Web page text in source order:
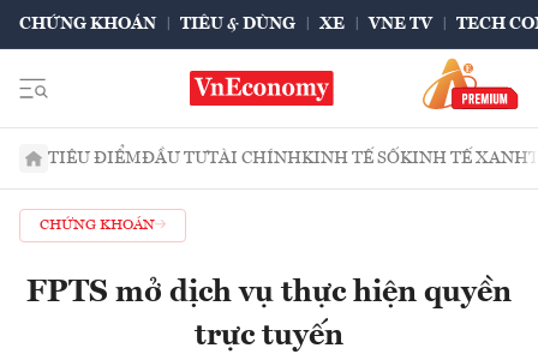
CHỨNG KHOÁN TIÊU & DÙNG XE VNE TV TECH
TIÊU ĐIỂMĐẦU TƯTÀI CHÍNHKINH TẾ SỐKINH TẾ XANH
CHỨNG KHOÁN
FPTS mở dịch vụ thực hiện quyền
trực tuyến